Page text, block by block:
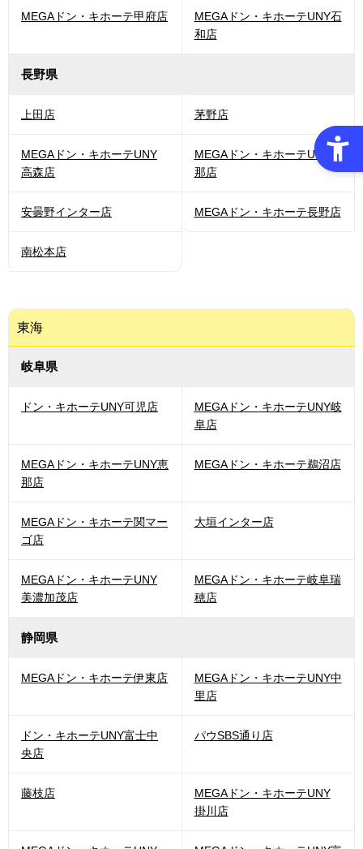
MEGAドン・キホーテ甲府店
MEGAドン・キホーテUNY石
和店
長野県
上田店 茅野店
MEGAドン・キホーテUNY
高森店
MEGAドン・キホーテUNY伊
那店
安曇野インター店 MEGAドン・キホーテ長野店
南松本店
東海
岐阜県
ドン・キホーテUNY可児店
MEGAドン・キホーテUNY岐
阜店
MEGAドン・キホーテUNY恵
那店
MEGAドン・キホーテ鵜沼店
MEGAドン・キホーテ関マー
ゴ店
大垣インター店
MEGAドン・キホーテUNY
美濃加茂店
MEGAドン・キホーテ岐阜瑞
穂店
静岡県
MEGAドン・キホーテ伊東店
MEGAドン・キホーテUNY中
里店
ドン・キホーテUNY富士中
央店
パウSBS通り店
藤枝店
MEGAドン・キホーテUNY
掛川店